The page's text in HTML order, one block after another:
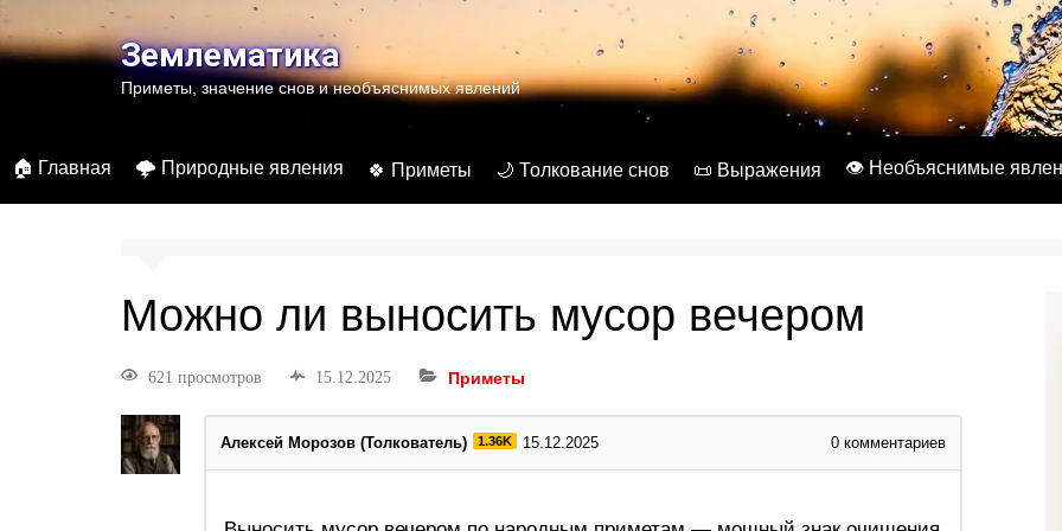
Землематика
Приметы, значение снов и необъяснимых явлений
🏠 Главная 🌩️ Природные явления 🍀 Приметы 🌙 Толкование снов 📜 Выражения 👁️ Необъяснимые
Можно ли выносить мусор вечером
621 просмотров 15.12.2025 Приметы
Алексей Морозов (Толкователь) 1.36K 15.12.2025 0 комментариев